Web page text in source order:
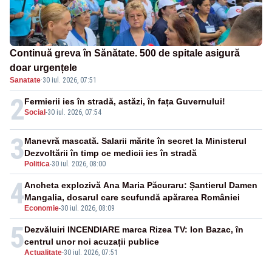
Continuă greva în Sănătate. 500 de spitale asigură
doar urgențele
Sanatate·30 iul. 2026, 07:51
2Social -30 iul. 2026, 07:54
Fermierii ies în stradă, astăzi, în fața Guvernului!
3 Politica-30 iul. 2026, 08:00
Manevră mascată. Salarii mărite în secret la Ministerul
Dezvoltării în timp ce medicii ies în stradă
4 Economie-30 iul. 2026, 08:09
Ancheta explozivă Ana Maria Păcuraru: Șantierul Damen
Mangalia, dosarul care scufundă apărarea României
5Actualitate-30 iul. 2026, 07:51
Dezvăluiri INCENDIARE marca Rizea TV: Ion Bazac, în
centrul unor noi acuzații publice